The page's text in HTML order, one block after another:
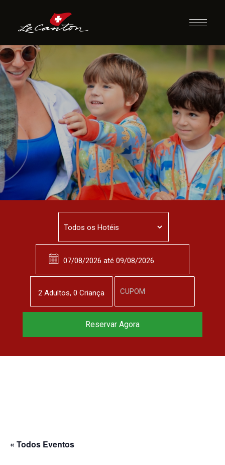
Pescaria
« Todos Eventos
2 Adultos, 0 Criança
Reservar Agora